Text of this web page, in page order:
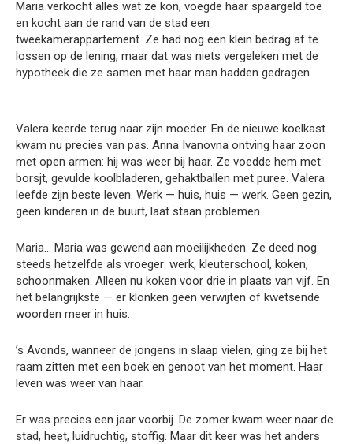
Maria verkocht alles wat ze kon, voegde haar spaargeld toe
en kocht aan de rand van de stad een
tweekamerappartement. Ze had nog een klein bedrag af te
lossen op de lening, maar dat was niets vergeleken met de
hypotheek die ze samen met haar man hadden gedragen.
Valera keerde terug naar zijn moeder. En de nieuwe koelkast
kwam nu precies van pas. Anna Ivanovna ontving haar zoon
met open armen: hij was weer bij haar. Ze voedde hem met
borsjt, gevulde koolbladeren, gehaktballen met puree. Valera
leefde zijn beste leven. Werk — huis, huis — werk. Geen gezin,
geen kinderen in de buurt, laat staan problemen.
Maria… Maria was gewend aan moeilijkheden. Ze deed nog
steeds hetzelfde als vroeger: werk, kleuterschool, koken,
schoonmaken. Alleen nu koken voor drie in plaats van vijf. En
het belangrijkste — er klonken geen verwijten of kwetsende
woorden meer in huis.
’s Avonds, wanneer de jongens in slaap vielen, ging ze bij het
raam zitten met een boek en genoot van het moment. Haar
leven was weer van haar.
Er was precies een jaar voorbij. De zomer kwam weer naar de
stad, heet, luidruchtig, stoffig. Maar dit keer was het anders